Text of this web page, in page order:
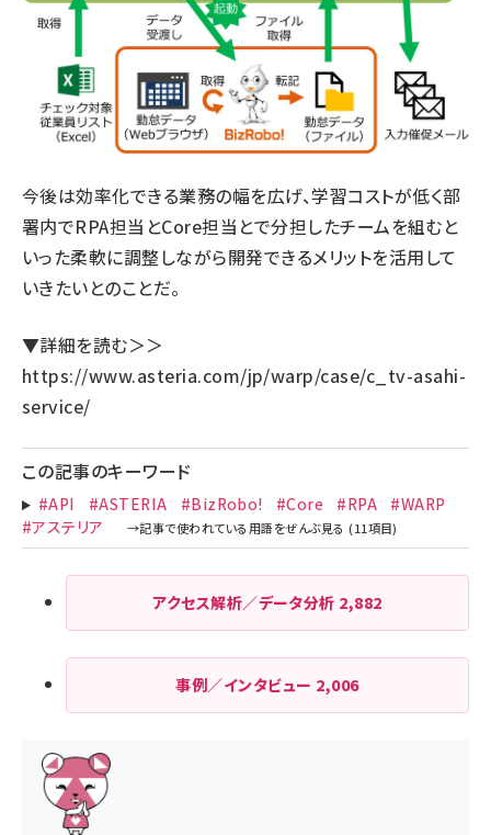
今後は効率化できる業務の幅を広げ、学習コストが低く部
署内でRPA担当とCore担当とで分担したチームを組むと
いった柔軟に調整しながら開発できるメリットを活用して
いきたいとのことだ。
▼詳細を読む＞＞
https://www.asteria.com/jp/warp/case/c_tv-asahi-
service/
この記事のキーワード
#API #ASTERIA #BizRobo! #Core #RPA
#WARP
#アステリア
アクセス解析／データ分析 2,882
事例／インタビュー 2,006